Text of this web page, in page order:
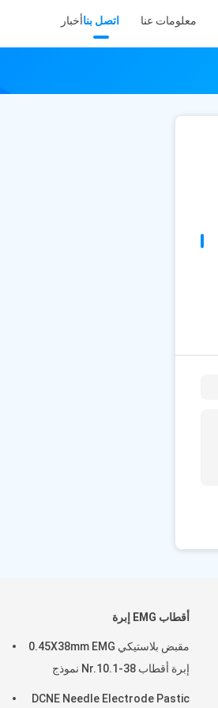
معلومات عنا اتصل بناأخبار
أقطاب EMG إبرة
مقبض بلاستيكي 0.45X38mm EMG
إبرة أقطاب Nr.10.1-38 نموذج
DCNE Needle Electrode Pastic